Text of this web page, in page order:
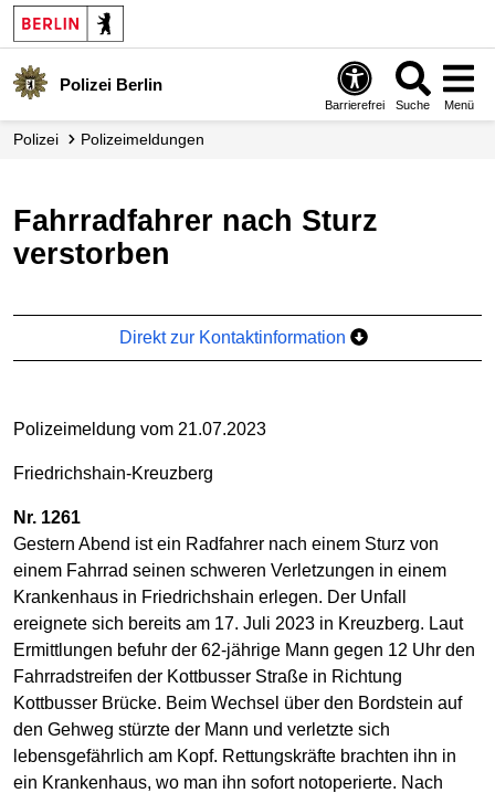
Polizei Berlin
Barrierefrei Suche Menü
Polizei Polizei­meldungen
Fahrradfahrer nach Sturz
verstorben
Direkt zur Kontaktinformation
Polizeimeldung vom 21.07.2023
Friedrichshain-Kreuzberg
Nr. 1261
Gestern Abend ist ein Radfahrer nach einem Sturz von
einem Fahrrad seinen schweren Verletzungen in einem
Krankenhaus in Friedrichshain erlegen. Der Unfall
ereignete sich bereits am 17. Juli 2023 in Kreuzberg. Laut
Ermittlungen befuhr der 62-jährige Mann gegen 12 Uhr den
Fahrradstreifen der Kottbusser Straße in Richtung
Kottbusser Brücke. Beim Wechsel über den Bordstein auf
den Gehweg stürzte der Mann und verletzte sich
lebensgefährlich am Kopf. Rettungskräfte brachten ihn in
ein Krankenhaus, wo man ihn sofort notoperierte. Nach